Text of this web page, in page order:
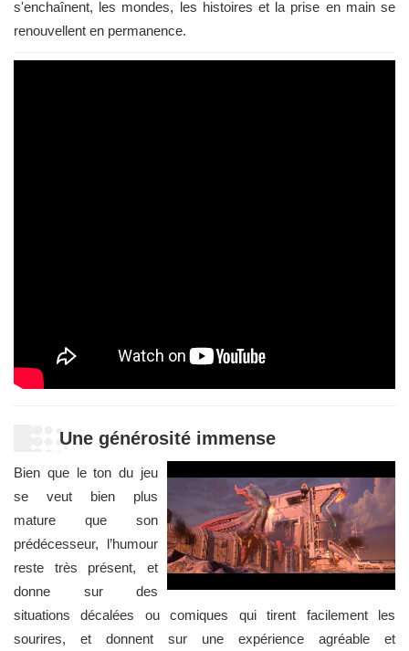
s'enchaînent, les mondes, les histoires et la prise en main se
renouvellent en permanence.
Une générosité immense
Bien que le ton du jeu
se veut bien plus
mature que son
prédécesseur, l’humour
reste très présent, et
donne sur des
situations décalées ou comiques qui tirent facilement les
sourires, et donnent sur une expérience agréable et